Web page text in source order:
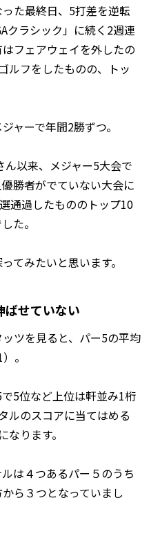
た最終日、5打差を逆転
クラシック」に続く2週連
フェアウェイを外したの
ルフをしたものの、トッ
ャーで年間2勝ずつ。
以来、メジャー5大会で
勝者がでていない大会に
通過したもののトップ10
た。
てみたいと思います。
ばせていない
ツを見ると、パー5の平均
。
5位など上位は軒並み1桁
ルのスコアに当てはめる
ります。
は４つあるパー５のうち
ら３つとなっていまし